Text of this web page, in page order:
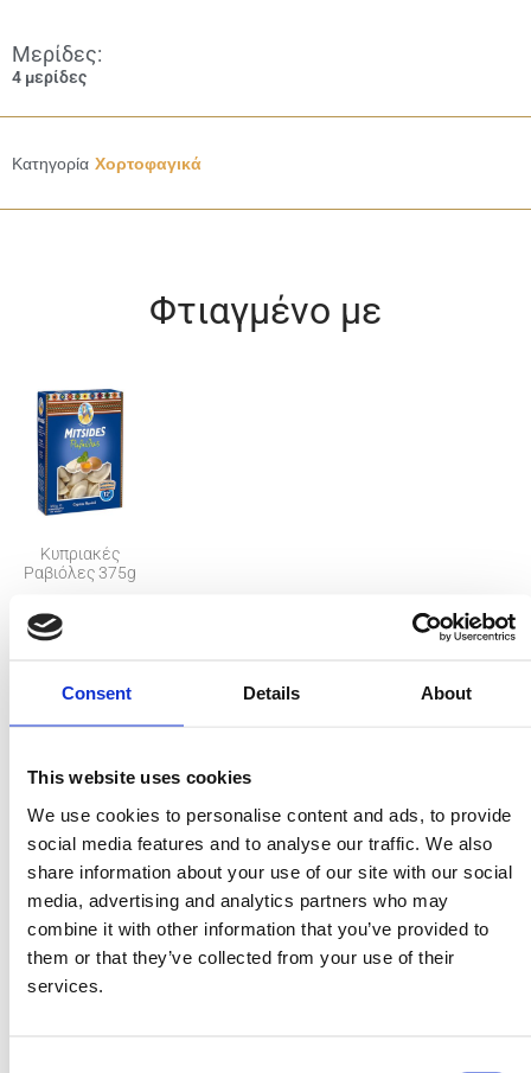
Consent Details About
This website uses cookies
We use cookies to personalise content and ads, to provide
social media features and to analyse our traffic. We also
share information about your use of our site with our social
media, advertising and analytics partners who may
combine it with other information that you’ve provided to
them or that they’ve collected from your use of their
services.
Μερίδες:
4 μερίδες
Κατηγορία Χορτοφαγικά
Φτιαγμένο με
Κυπριακές
Ραβιόλες 375g
1 πακέτο ραβιόλες ΜΙΤΣΙΔΗ (375γρ.)
1 δέσμη σπαράγγια φρέσκα, κομμένα σε περίπου 3-4
εκατοστά.
παρμεζάνα τριμμένη
Eλαιόλαδο
αλάτι & πιπέρι
Για τη σάλτσα:
150γρ. βούτυρο